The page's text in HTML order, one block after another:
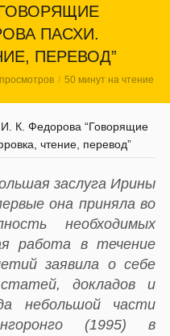
ПАСХИ.
ПЕРЕВОД”
50 минут на чтение
И. К. Федорова “Говорящие
чтение, перевод”
заслуга Ирины
она приняла во
необходимых
работа в течение
заявила о себе
докладов и
небольшой части
(1995) в